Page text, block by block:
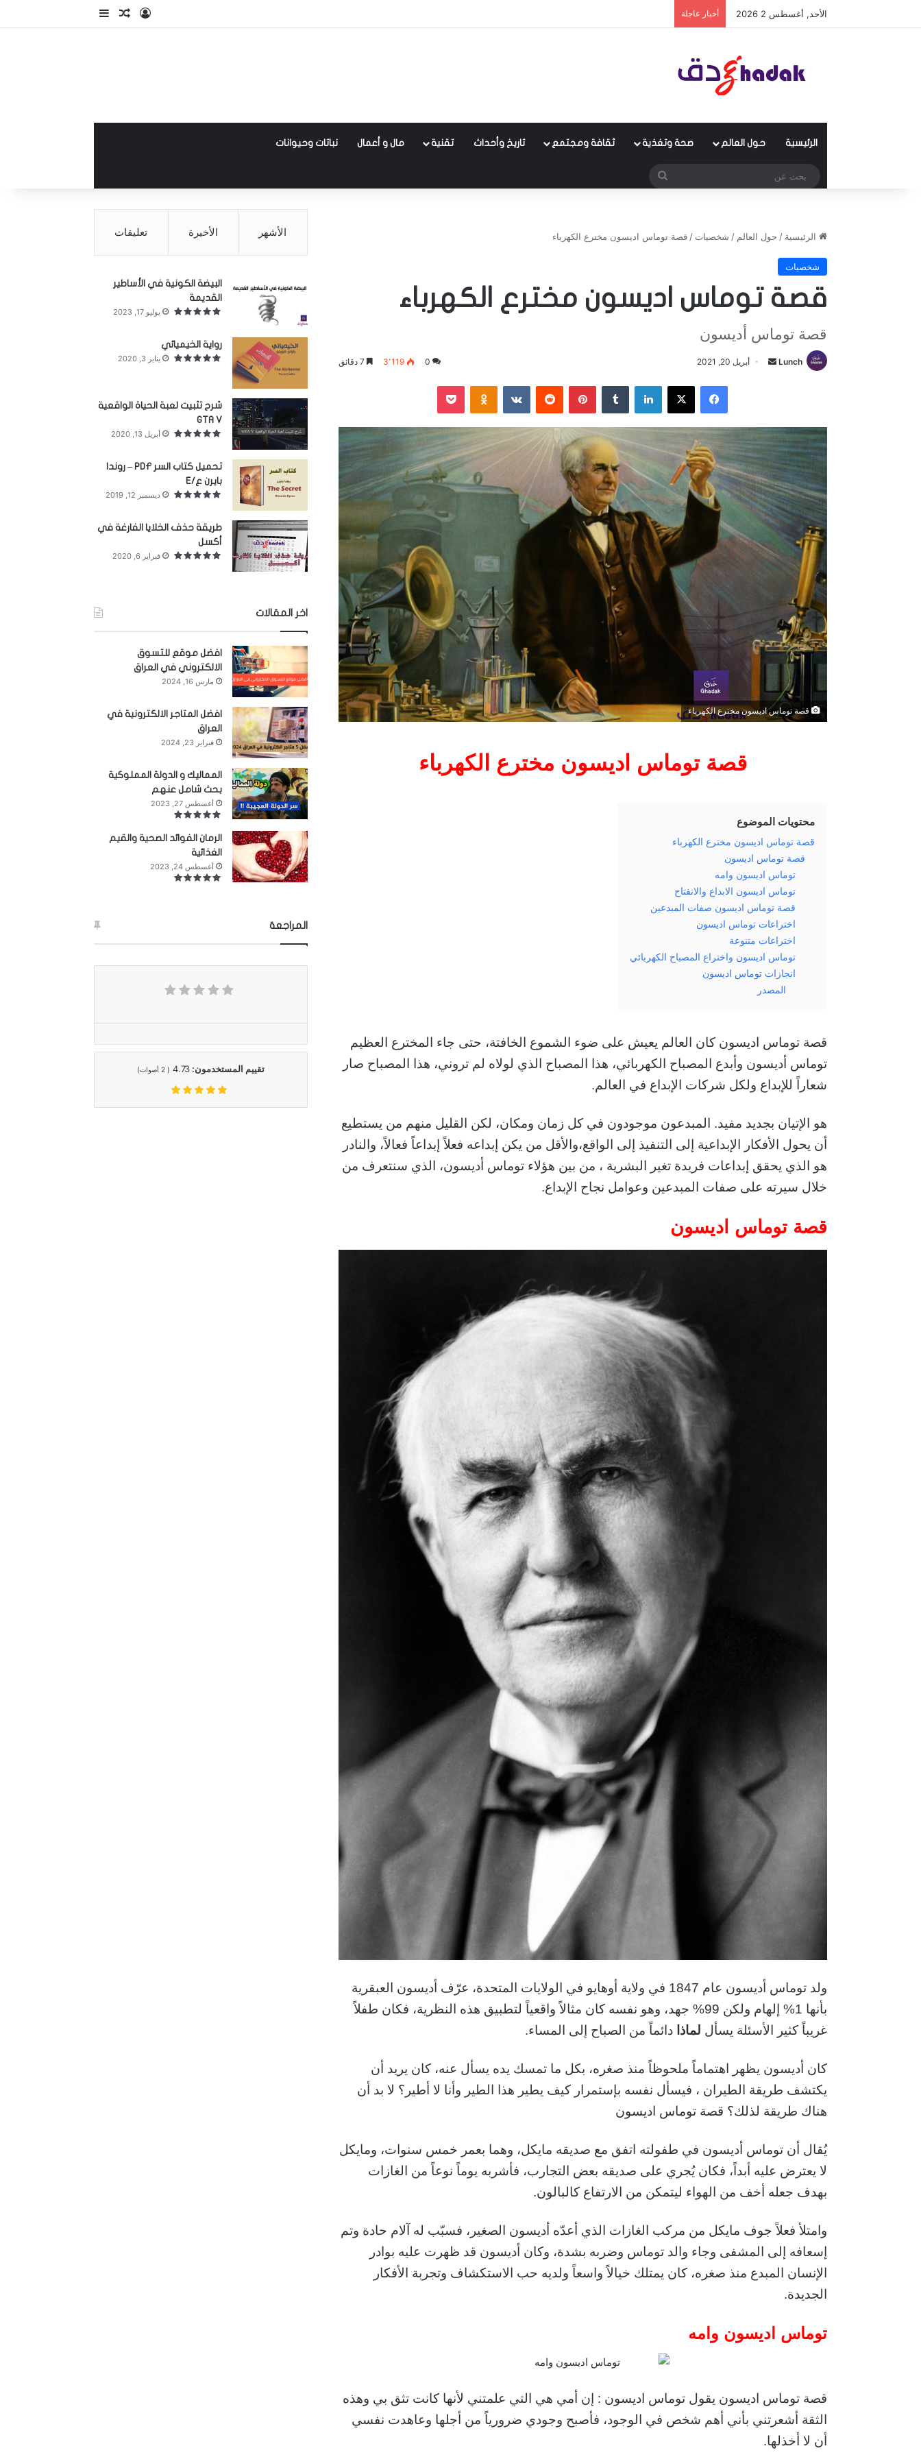
الأحد, أغسطس 2 2026 أخبار عاجلة تسجيل الدخول
مقال عشوائي
الرئيسية حول العالم صحة وتغذية ثقافة ومجتمع تاريخ وأحداث تقنية مال و أعمال نباتات وحيوانات
الرئيسية / حول العالم / شخصيات / قصة توماس اديسون مخترع الكهرباء
شخصيات
قصة توماس اديسون مخترع الكهرباء
قصة توماس أديسون
Lunch
ب
ر
د
ا
ل
ك
ت
و
ا
أبريل 20, 2021 0 3٬119
فيسبوك ‫X لينكدإن ‏Tumblr بينتيريست ‏Reddit
‏VKontakte
Odnoklassniki
‫Pocket
قصة توماس اديسون مخترع الكهرباء
قصة توماس اديسون مخترع الكهرباء
محتويات الموضوع
قصة توماس اديسون مخترع الكهرباء
قصة توماس اديسون
توماس اديسون وامه
توماس اديسون الابداع والانفتاح
قصة توماس اديسون صفات المبدعين
اختراعات توماس اديسون
اختراعات متنوعة
توماس اديسون واختراع المصباح الكهربائي
انجازات توماس اديسون
المصدر
قصة توماس اديسون كان العالم يعيش على ضوء الشموع الخافتة، حتى جاء المخترع العظيم
توماس أديسون وأبدع المصباح الكهربائي، هذا المصباح الذي لولاه لم تروني، هذا المصباح صار
شعاراً للإبداع ولكل شركات الإبداع في العالم.
هو الإتيان بجديد مفيد. المبدعون موجودون في كل زمان ومكان، لكن القليل منهم من يستطيع
أن يحول الأفكار الإبداعية إلى التنفيذ إلى الواقع،والأقل من يكن إبداعه فعلاً إبداعاً فعالاً، والنادر
هو الذي يحقق إبداعات فريدة تغير البشرية ، من بين هؤلاء توماس أديسون، الذي سنتعرف من
خلال سيرته على صفات المبدعين وعوامل نجاح الإبداع.
قصة توماس اديسون
ولد توماس أديسون عام 1847 في ولاية أوهايو في الولايات المتحدة، عرّف أديسون العبقرية
بأنها 1% إلهام ولكن 99% جهد،
وهو نفسه كان مثالاً واقعياً لتطبيق هذه النظرية، فكان طفلاً
غريباً كثير الأسئلة يسأل لماذا دائماً من الصباح إلى المساء.
كان أديسون يظهر اهتماماً ملحوظاً منذ صغره، بكل ما تمسك يده يسأل عنه، كان يريد أن
يكتشف طريقة الطيران ، فيسأل نفسه بإستمرار كيف يطير هذا الطير وأنا لا أطير؟ لا بد أن
هناك طريقة لذلك؟ قصة توماس اديسون
يُقال أن توماس أديسون في طفولته اتفق مع صديقه مايكل، وهما بعمر خمس سنوات، ومايكل
لا يعترض عليه أبداً، فكان يُجري على صديقه بعض التجارب، فأشربه يوماً نوعاً من الغازات
بهدف جعله أخف من الهواء ليتمكن من الارتفاع كالبالون.
وامتلأ فعلاً جوف مايكل من مركب الغازات الذي أعدّه أديسون الصغير، فسبّب له آلام حادة وتم
إسعافه إلى المشفى وجاء والد توماس وضربه بشدة، وكان أديسون قد ظهرت عليه بوادر
الإنسان المبدع منذ صغره، كان يمتلك خيالاً واسعاً ولديه حب الاستكشاف وتجربة الأفكار
الجديدة.
توماس اديسون وامه
قصة توماس اديسون يقول توماس اديسون : إن أمي هي التي علمتني لأنها كانت تثق بي وهذه
الثقة أشعرتني بأني أهم شخص في الوجود، فأصبح وجودي ضرورياً من أجلها وعاهدت نفسي
أن لا أخذلها.
الأشهر الأخيرة تعليقات
البيضة الكونية في الأساطير
القديمة
يوليو 17, 2023
رواية الخيميائي
يناير 3, 2020
شرح تثبيت لعبة الحياة الواقعية
GTA V
أبريل 13, 2020
تحميل كتاب السر PDF – روندا
بايرن ع/E
ديسمبر 12, 2019
طريقة حذف الخلايا الفارغة في
أكسل
فبراير 6, 2020
اخر المقالات
افضل موقع للتسوق
الالكتروني في العراق
مارس 16, 2024
افضل المتاجر الالكترونية في
العراق
فبراير 23, 2024
المماليك و الدولة المملوكية
بحث شامل عنهم
أغسطس 27, 2023
الرمان الفوائد الصحية والقيم
الغذائية
أغسطس 24, 2023
المراجعة
تقييم المستخدمون:4.73
(
2 أصوات)